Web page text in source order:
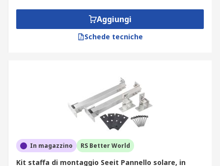
Aggiungi
Schede tecniche
In magazzino RS Better World
Kit staffa di montaggio Seeit Pannello solare, in